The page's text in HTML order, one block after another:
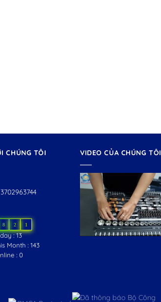
CHÚNG TÔI
3702963744
8 2 1
: 13
Month : 143
: 0
VIDEO CỦA CHÚNG TÔI